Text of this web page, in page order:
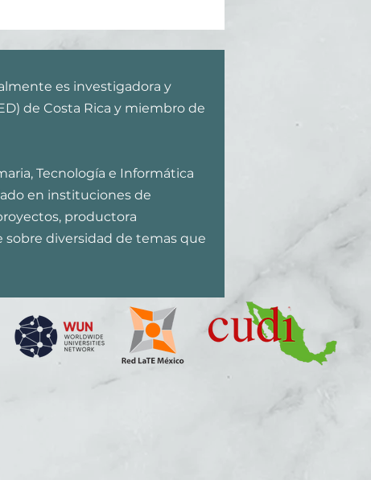
es investigadora y
de Costa Rica y miembro de
Tecnología e Informática
en instituciones de
productora
sobre diversidad de temas que